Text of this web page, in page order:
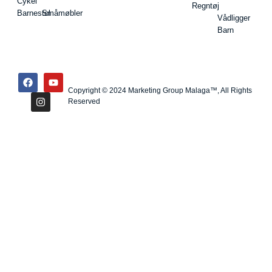
BarnestolSmåmøbler
Regntøj
Vådligger
Barn
Copyright © 2024 Marketing Group Malaga™, All Rights
Reserved